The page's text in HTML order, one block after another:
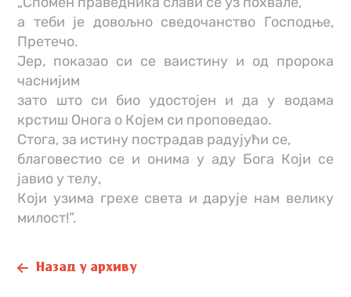
а теби је довољно сведочанство Господње,
Претечо.
Јер, показао си се ваистину и од пророка
часнијим
зато што си био удостојен и да у водама
крстиш Онога о Којем си проповедао.
Стога, за истину пострадав радујући се,
благовестио се и онима у аду Бога Који се
јавио у телу,
Који узима грехе света и дарује нам велику
милост!”.
Назад у архиву